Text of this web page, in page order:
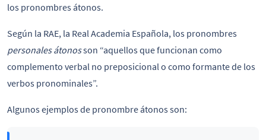
los pronombres átonos.
Según la RAE, la Real Academia Española, los pronombres
personales átonosson “aquellos que funcionan como
complemento verbal no preposicional o como formante de los
verbos pronominales”.
Algunos ejemplos de pronombre átonos son: